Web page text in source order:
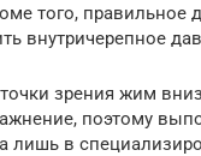
того, правильное
внутричерепное
зрения жим
поэтому
а лишь в